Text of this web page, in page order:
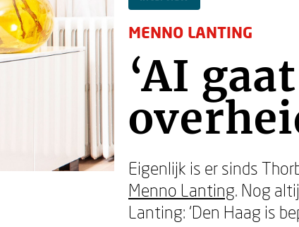
MENNO LANTING
‘AI
Eigenlijk is er sinds
Menno Lanting. Nog
Lanting: ‘Den Haag is